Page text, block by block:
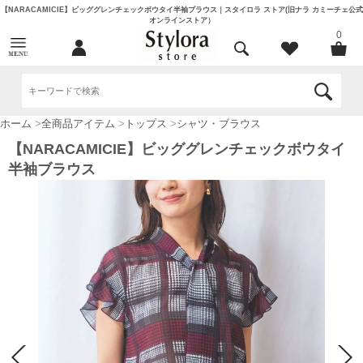
【NARACAMICIE】ビッググレンチェックボウタイ半袖ブラウス｜スタイロラ ストア(旧ナラ カミーチェ公式
オンラインストア）
0
ホーム >全商品アイテム > トップス >シャツ・ブラウス
【NARACAMICIE】ビッググレンチェックボウタイ
半袖ブラウス